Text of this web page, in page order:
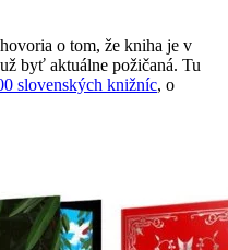
o tom, že kniha je v
byť aktuálne požičaná. Tu
slovenských knižníc, o